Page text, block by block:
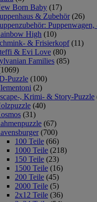
Born Baby (17)
& Zubehör (26)
High (10)
& Frisierkopf (11)
& Evi Love (80)
Families (85)
Puzzle (100)
(2)
, Krimi- & Story-Puzzle
(40)
(31)
(67)
(700)
100 Teile (66)
1000 Teile (218)
150 Teile (23)
1500 Teile (16)
200 Teile (45)
2000 Teile (5)
2x12 Teile (36)